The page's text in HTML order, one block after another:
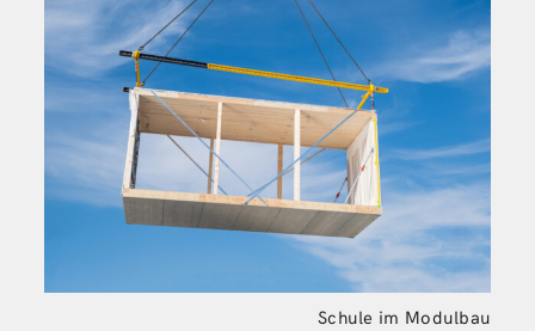
Schule im Modulbau